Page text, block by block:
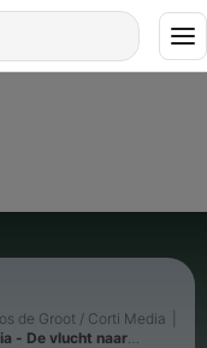
de Groot / Corti Media